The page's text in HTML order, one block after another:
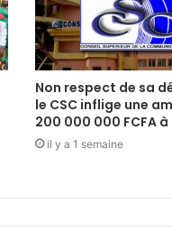
Non respect de sa
le CSC inflige une
200 000 000 FCFA
il y a 1 semaine